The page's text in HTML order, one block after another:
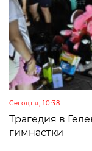
Сегодня, 10:38
Трагедия в
гимнастки